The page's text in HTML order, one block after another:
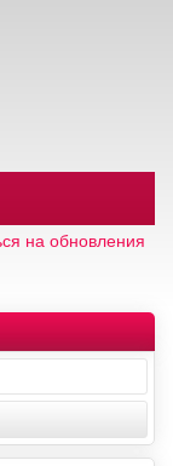
на обновления